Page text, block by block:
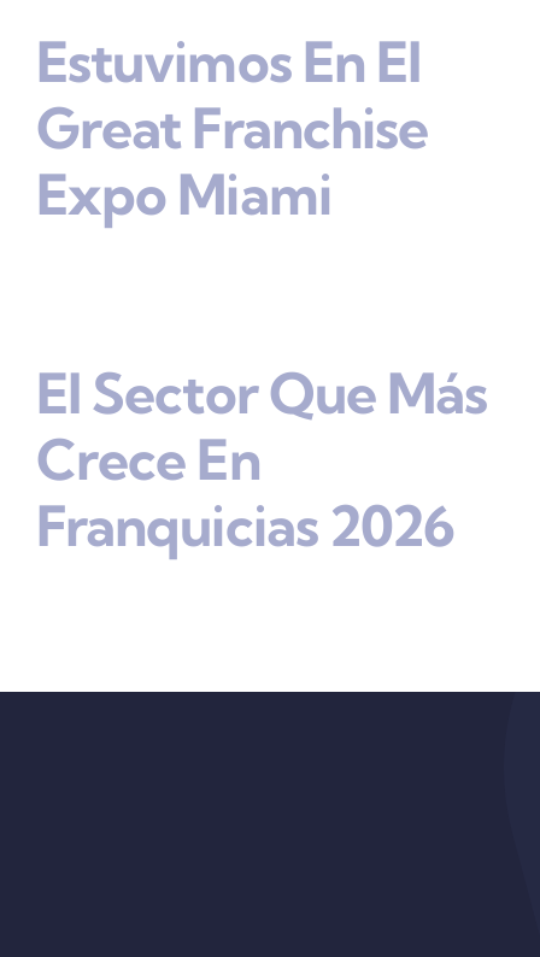
Estuvimos En El
Great Franchise
Expo Miami
El Sector Que Más
Crece En
Franquicias 2026